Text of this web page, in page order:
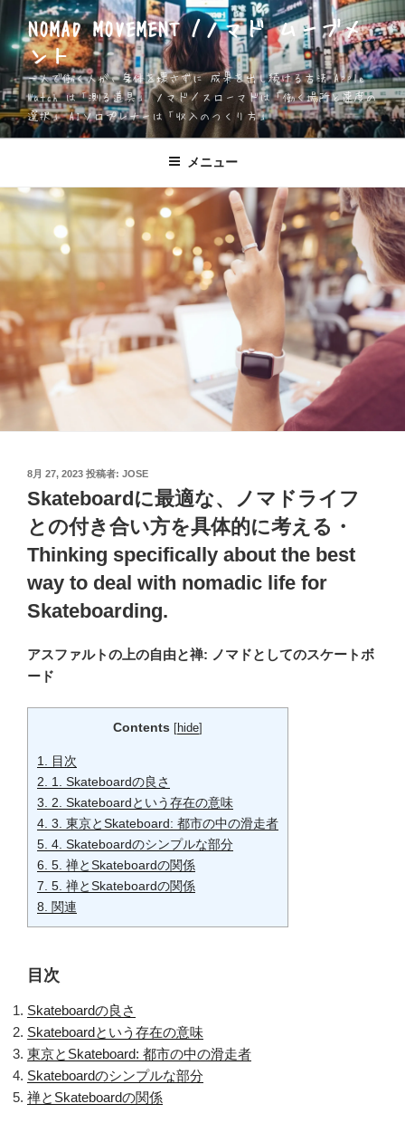
ン
テ
ン
ツ
へ
ス
プ
NOMAD MOVEMENT /ノマド ムーブメ
ント
一人で働く人が、身体を壊さずに 成果を出し続ける方法 Apple
Watch は「測る道具」 ノマド／スローマドは「働く場所と速度の
選択」 AIソロプレナーは「収入のつくり方」
メニュー
投
日:
8月 27, 2023 投稿者: JOSE
Skateboardに最適な、ノマドライフ
との付き合い方を具体的に考える・
Thinking specifically about the best
way to deal with nomadic life for
Skateboarding.
アスファルトの上の自由と禅: ノマドとしてのスケートボ
ード
Contents [hide]
1. 目次
2. 1. Skateboardの良さ
3. 2. Skateboardという存在の意味
4. 3. 東京とSkateboard: 都市の中の滑走者
5. 4. Skateboardのシンプルな部分
6. 5. 禅とSkateboardの関係
7. 5. 禅とSkateboardの関係
8. 関連
目次
Skateboardの良さ
Skateboardという存在の意味
東京とSkateboard: 都市の中の滑走者
Skateboardのシンプルな部分
禅とSkateboardの関係